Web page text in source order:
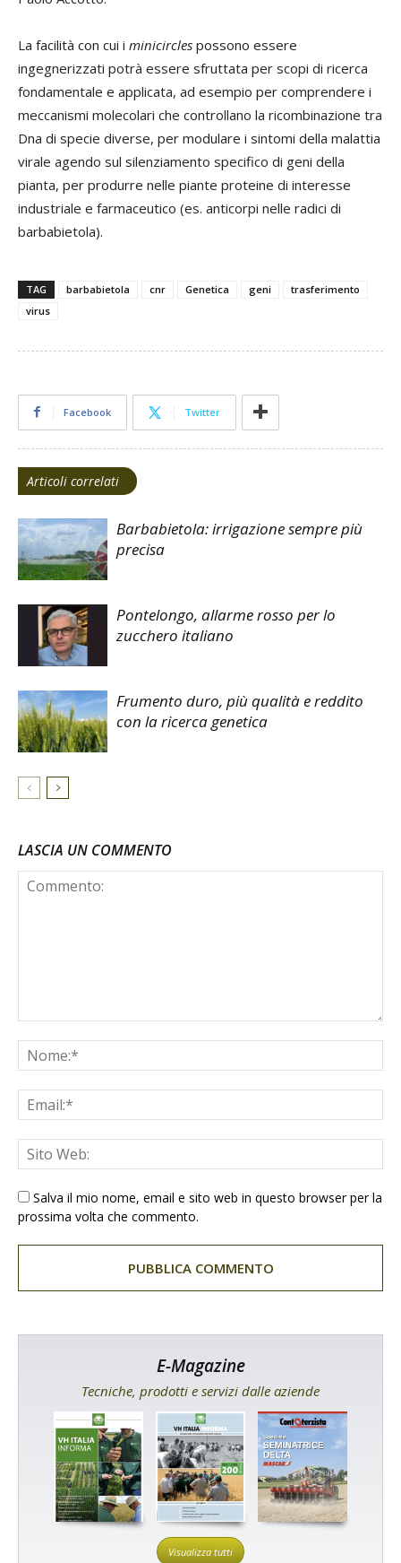
La facilità con cui i minicircles possono essere
ingegnerizzati potrà essere sfruttata per scopi di ricerca
fondamentale e applicata, ad esempio per comprendere i
meccanismi molecolari che controllano la ricombinazione tra
Dna di specie diverse, per modulare i sintomi della malattia
virale agendo sul silenziamento specifico di geni della
pianta, per produrre nelle piante proteine di interesse
industriale e farmaceutico (es. anticorpi nelle radici di
barbabietola).
TAG barbabietola cnr Genetica geni
trasferimento
virus
Facebook Twitter
Articoli correlati
Barbabietola: irrigazione sempre più
precisa
Pontelongo, allarme rosso per lo
zucchero italiano
Frumento duro, più qualità e reddito
con la ricerca genetica
LASCIA UN COMMENTO
Salva il mio nome, email e sito web in questo browser per la
prossima volta che commento.
E-Magazine
Tecniche, prodotti e servizi dalle aziende
Visualizza tutti